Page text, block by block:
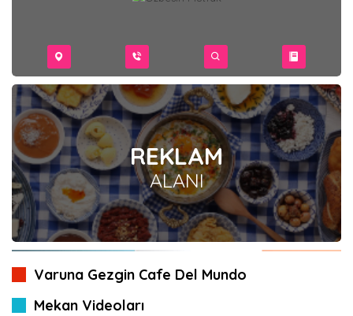
REKLAM
ALANI
Varuna Gezgin Cafe Del Mundo
Mekan Videoları